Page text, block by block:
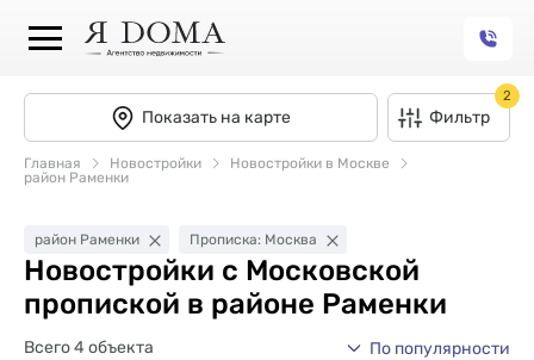
Показать на карте Фильтр
2
Главная Новостройки
Новостройки в Москве
район Раменки
район Раменки Прописка: Москва
Новостройки с Московской
пропиской в районе Раменки
Всего 4 объекта По популярности